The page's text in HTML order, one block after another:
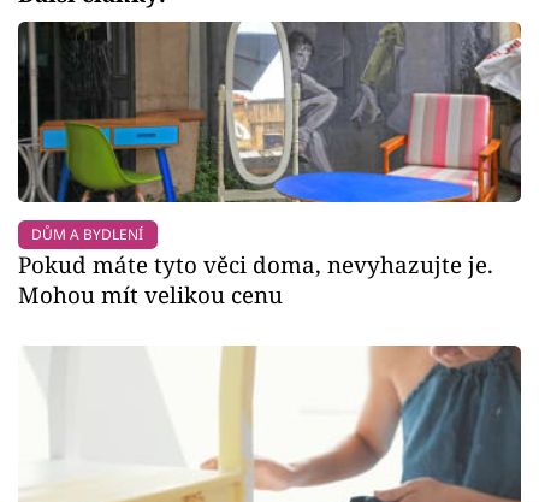
DŮM A BYDLENÍ
Pokud máte tyto věci doma, nevyhazujte je.
Mohou mít velikou cenu